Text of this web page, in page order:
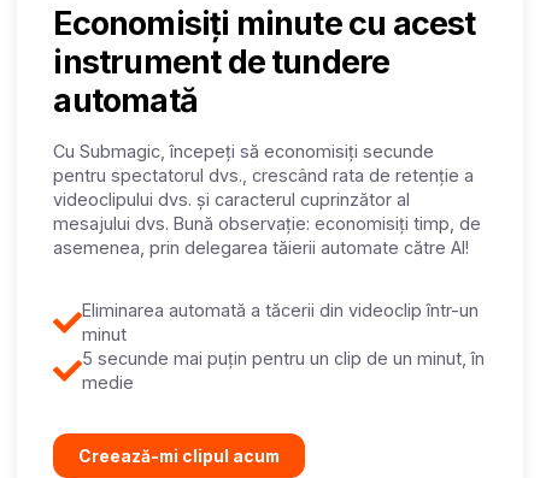
Economisiți minute cu acest
instrument de tundere
automată
Cu Submagic, începeți să economisiți secunde
pentru spectatorul dvs., crescând rata de retenție a
videoclipului dvs. și caracterul cuprinzător al
mesajului dvs. Bună observație: economisiți timp, de
asemenea, prin delegarea tăierii automate către AI!
Eliminarea automată a tăcerii din videoclip într-un
minut
5 secunde mai puțin pentru un clip de un minut, în
medie
Creează-mi clipul acum